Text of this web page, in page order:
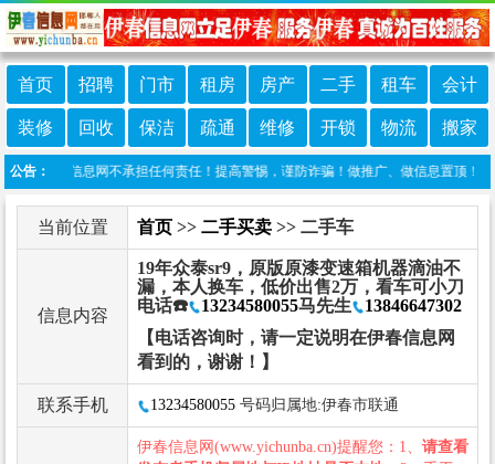
首页 招聘 门市 租房 房产 二手 租车 会计
装修 回收 保洁 疏通 维修 开锁 物流 搬家
公告：
，伊春信息网不承担任何责任！提高警惕，谨防诈骗！做推广、做信息置顶！请
当前位置 首页 >> 二手买卖 >> 二手车
信息内容
19年众泰sr9，原版原漆变速箱机器滴油不
漏，本人换车，低价出售2万，看车可小刀
电话☎️
13234580055马先生
13846647302
【电话咨询时，请一定说明在伊春信息网
看到的，谢谢！】
联系手机 13234580055 号码归属地:伊春市联通
伊春信息网(www.yichunba.cn)提醒您：1、 请查看